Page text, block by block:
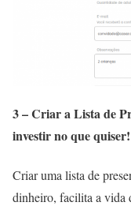
3 – Criar a Lista de
investir no que
Criar uma lista de
dinheiro, facilita a vida